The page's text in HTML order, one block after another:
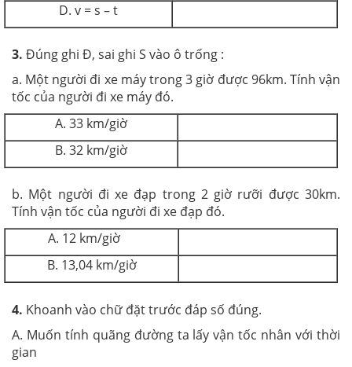
D. v = s – t
3. Đúng ghi Đ, sai ghi S vào ô trống :
a. Một người đi xe máy trong 3 giờ được 96km. Tính vận
tốc của người đi xe máy đó.
A. 33 km/giờ
B. 32 km/giờ
b. Một người đi xe đạp trong 2 giờ rưỡi được 30km.
Tính vận tốc của người đi xe đạp đó.
A. 12 km/giờ
B. 13,04 km/giờ
4. Khoanh vào chữ đặt trước đáp số đúng.
A. Muốn tính quãng đường ta lấy vận tốc nhân với thời
gian